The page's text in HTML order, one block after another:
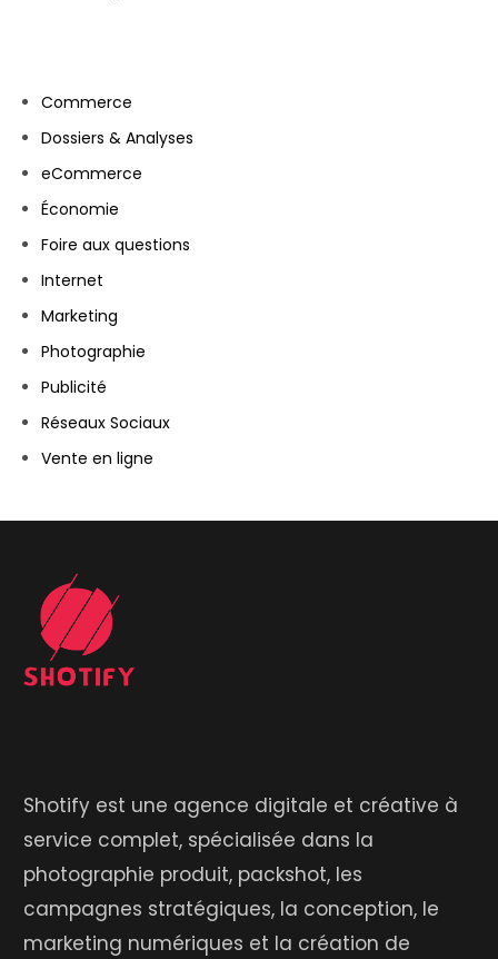
Commerce
Dossiers & Analyses
eCommerce
Économie
Foire aux questions
Internet
Marketing
Photographie
Publicité
Réseaux Sociaux
Vente en ligne
Shotify est une agence digitale et créative à
service complet, spécialisée dans la
photographie produit, packshot, les
campagnes stratégiques, la conception, le
marketing numériques et la création de